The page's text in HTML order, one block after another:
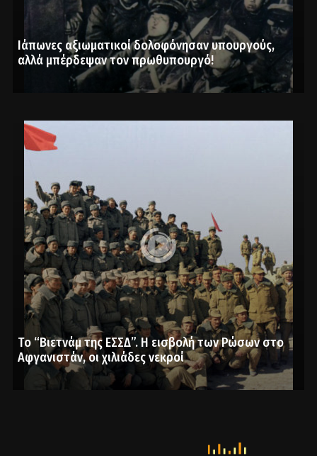
Ιάπωνες αξιωματικοί δολοφόνησαν υπουργούς,
αλλά μπέρδεψαν τον πρωθυπουργό!
Το “Βιετνάμ της ΕΣΣΔ”. Η εισβολή των Ρώσων στο
Αφγανιστάν, οι χιλιάδες νεκροί